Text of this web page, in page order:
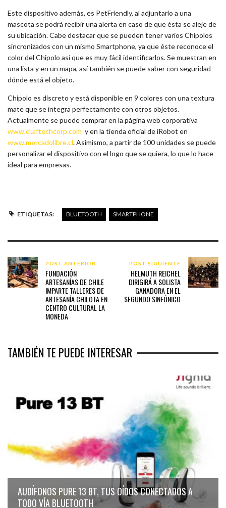
Este dispositivo además, es PetFriendly, al adjuntarlo a una
mascota se podrá recibir una alerta en caso de que ésta se aleje de
su ubicación. Cabe destacar que se pueden tener varios Chipolos
sincronizados con un mismo Smartphone, ya que éste reconoce el
color del Chipolo así que es muy fácil identificarlos. Se muestran en
una lista y en un mapa, así también se puede saber con seguridad
dónde está el objeto.
Chipolo es discreto y está disponible en 9 colores con una textura
mate que se integra perfectamente con otros objetos.
Actualmente se puede comprar en la página web corporativa
www.cl.aftechcorp.com y en la tienda oficial de iRobot en
www.mercadolibre.cl. Asimismo, a partir de 100 unidades se puede
personalizar el dispositivo con el logo que se quiera, lo que lo hace
ideal para empresas.
ETIQUETAS: BLUETOOTH SMARTPHONE
POST ANTERIOR
FUNDACIÓN
ARTESANÍAS DE CHILE
IMPARTE TALLERES DE
ARTESANÍA CHILOTA EN
CENTRO CULTURAL LA
MONEDA
POST SIGUIENTE
HELMUTH REICHEL
DIRIGIRÁ A SOLISTA
GANADORA EN EL
SEGUNDO SINFÓNICO
TAMBIÉN TE PUEDE INTERESAR
AUDÍFONOS PURE 13 BT, TUS OÍDOS CONECTADOS A
TODO VÍA BLUETOOTH